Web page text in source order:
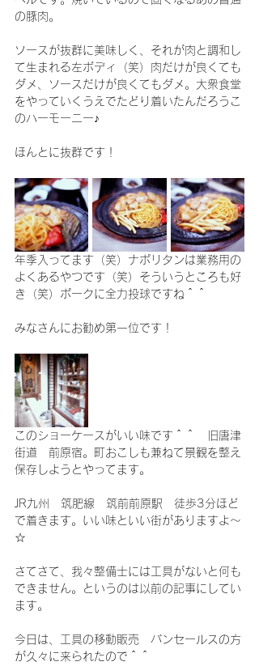
の豚肉。
ソースが抜群に美味しく、それが肉と調和し
て生まれる左ボディ（笑）肉だけが良くても
ダメ、ソースだけが良くてもダメ。大衆食堂
をやっていくうえでたどり着いたんだろうこ
のハーモーニー♪
ほんとに抜群です！
年季入ってます（笑）ナポリタンは業務用の
よくあるやつです（笑）そういうところも好
き（笑）ポークに全力投球ですね＾＾
みなさんにお勧め第一位です！
このショーケースがいい味です＾＾　旧唐津
街道　前原宿。町おこしも兼ねて景観を整え
保存しようとやってます。
JR九州　筑肥線　筑前前原駅　徒歩3分ほど
で着きます。いい味といい街がありますよ～
☆
さてさて、我々整備士には工具がないと何も
できません。というのは以前の記事にしてい
ます。
今日は、工具の移動販売　バンセールスの方
が久々に来られたので＾＾